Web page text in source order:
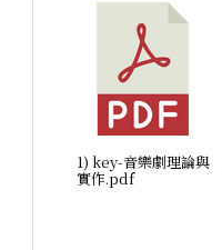
1) key-音樂劇理論與
實作.pdf